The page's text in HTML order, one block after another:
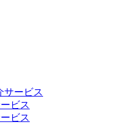
サービス
ビス
ビス